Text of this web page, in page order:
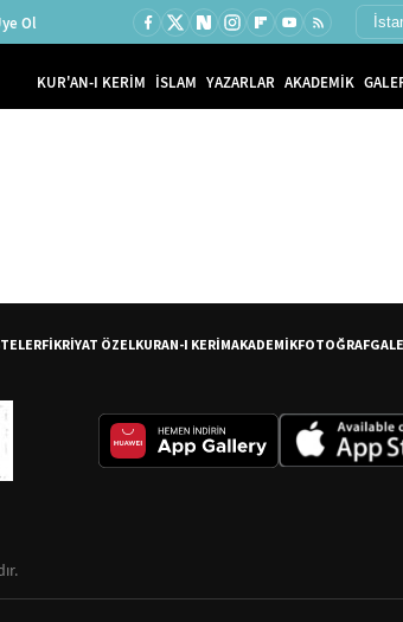
Ol
KUR'AN-I KERİM İSLAM YAZARLAR AKADEMİK
FİKRİYAT ÖZELKURAN-I KERİMAKADEMİKFOTOĞRAF